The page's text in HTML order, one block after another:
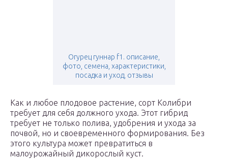
Огурец гуннар f1. описание,
фото, семена, характеристики,
посадка и уход, отзывы
Как и любое плодовое растение, сорт Колибри
требует для себя должного ухода. Этот гибрид
требует не только полива, удобрения и ухода за
почвой, но и своевременного формирования. Без
этого культура может превратиться в
малоурожайный дикорослый куст.